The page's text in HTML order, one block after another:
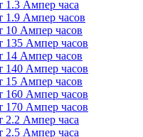
1.3 Ампер часа
1.9 Ампер часов
10 Ампер часов
135 Ампер часов
14 Ампер часов
140 Ампер часов
15 Ампер часов
160 Ампер часов
170 Ампер часов
2.2 Ампер часа
2.5 Ампер часа